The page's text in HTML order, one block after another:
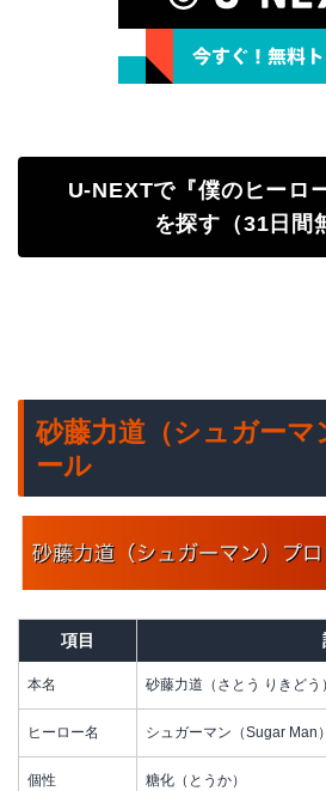
U-NEXTで『僕のヒーロ
を探す（31日間
砂藤力道（シュガーマ
ール
項目
本名 砂藤力道（さとう りきどう）
ヒーロー名 シュガーマン（Sugar Man）
個性 糖化（とうか）